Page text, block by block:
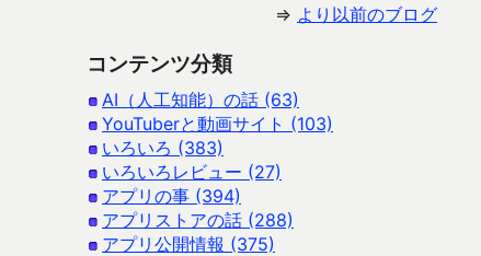
⇒ より以前のブログ
コンテンツ分類
AI（人工知能）の話 (63)
YouTuberと動画サイト (103)
いろいろ (383)
いろいろレビュー (27)
アプリの事 (394)
アプリストアの話 (288)
アプリ公開情報 (375)